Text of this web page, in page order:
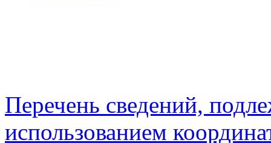
Перечень сведений,
использованием